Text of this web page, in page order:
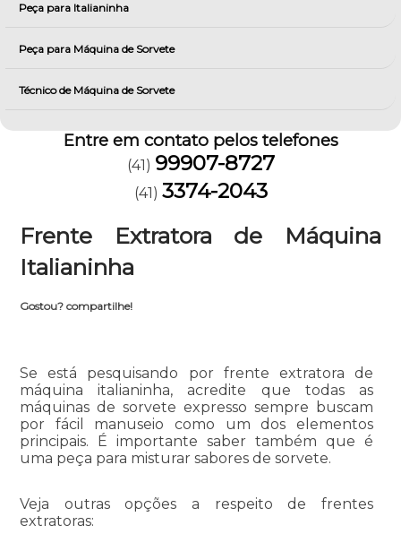
Peça para Italianinha
Peça para Máquina de Sorvete
Técnico de Máquina de Sorvete
Entre em contato pelos telefones
(41) 99907-8727
(41) 3374-2043
Frente Extratora de Máquina
Italianinha
Gostou? compartilhe!
Se está pesquisando por frente extratora de
máquina italianinha, acredite que todas as
máquinas de sorvete expresso sempre buscam
por fácil manuseio como um dos elementos
principais. É importante saber também que é
uma peça para misturar sabores de sorvete.
Veja outras opções a respeito de frentes
extratoras: